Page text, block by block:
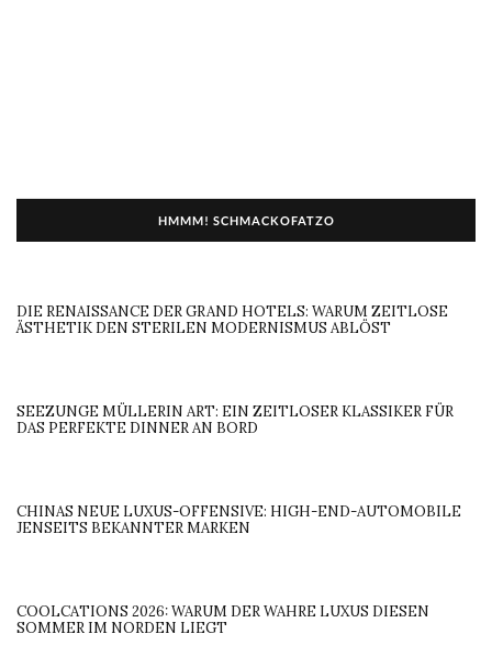
HMMM! SCHMACKOFATZO
DIE RENAISSANCE DER GRAND HOTELS: WARUM ZEITLOSE
ÄSTHETIK DEN STERILEN MODERNISMUS ABLÖST
SEEZUNGE MÜLLERIN ART: EIN ZEITLOSER KLASSIKER FÜR
DAS PERFEKTE DINNER AN BORD
CHINAS NEUE LUXUS-OFFENSIVE: HIGH-END-AUTOMOBILE
JENSEITS BEKANNTER MARKEN
COOLCATIONS 2026: WARUM DER WAHRE LUXUS DIESEN
SOMMER IM NORDEN LIEGT